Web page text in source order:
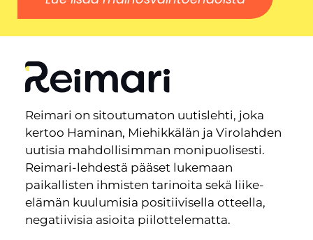
Reimari on sitoutumaton uutislehti, joka
kertoo Haminan, Miehikkälän ja Virolahden
uutisia mahdollisimman monipuolisesti.
Reimari-lehdestä pääset lukemaan
paikallisten ihmisten tarinoita sekä liike-
elämän kuulumisia positiivisella otteella,
negatiivisia asioita piilottelematta.